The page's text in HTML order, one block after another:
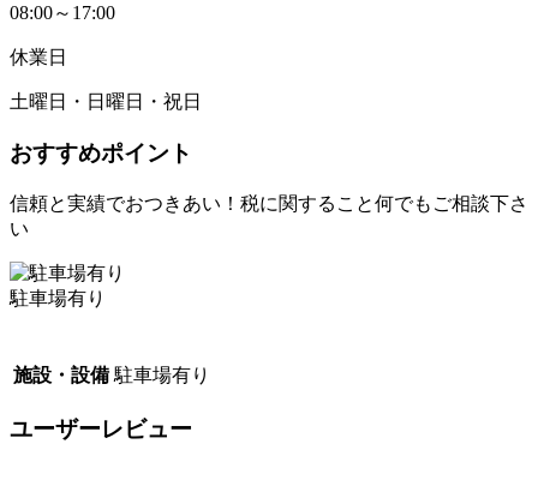
08:00～17:00
休業日
土曜日・日曜日・祝日
おすすめポイント
信頼と実績でおつきあい！税に関すること何でもご相談下さ
い
駐車場有り
施設・設備 駐車場有り
ユーザーレビュー